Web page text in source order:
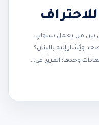
بين من يعمل سنواتٍ
ويُشار إليه بالبنان؟
وحدها؛ الفرق في…